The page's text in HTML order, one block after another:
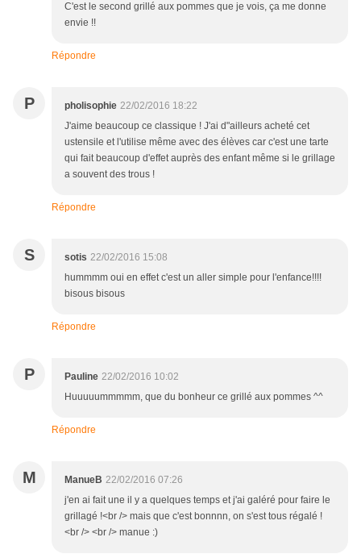
C'est le second grillé aux pommes que je vois, ça me donne
envie !!
Répondre
P pholisophie 22/02/2016 18:22
J'aime beaucoup ce classique ! J'ai d"ailleurs acheté cet
ustensile et l'utilise même avec des élèves car c'est une tarte
qui fait beaucoup d'effet auprès des enfant même si le grillage
a souvent des trous !
Répondre
S sotis 22/02/2016 15:08
hummmm oui en effet c'est un aller simple pour l'enfance!!!!
bisous bisous
Répondre
P Pauline 22/02/2016 10:02
Huuuuummmmm, que du bonheur ce grillé aux pommes ^^
Répondre
M ManueB 22/02/2016 07:26
j'en ai fait une il y a quelques temps et j'ai galéré pour faire le
grillagé !<br /> mais que c'est bonnnn, on s'est tous régalé !
<br /> <br /> manue :)